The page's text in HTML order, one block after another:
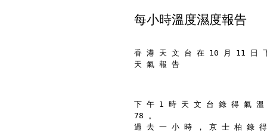
每小時溫度濕度報告
香 港 天 文 台 在 10 月 11 日
天 氣 報 告
下 午 1 時 天 文 台 錄 得 氣
78 。
過 去 一 小 時 ， 京 士 柏 錄